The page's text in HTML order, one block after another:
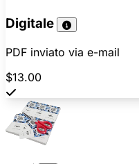
Digitale
PDF inviato via e-mail
$13.00